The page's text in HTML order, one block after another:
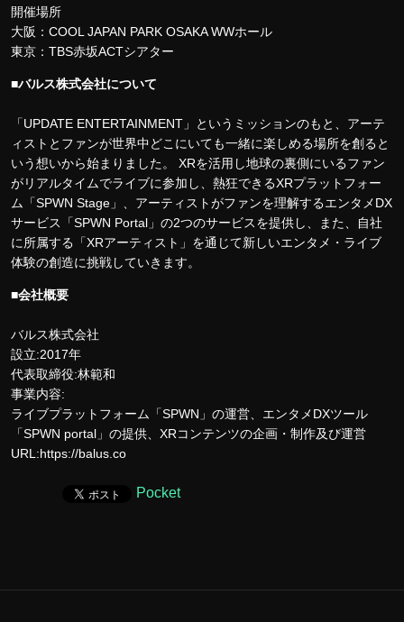
開催場所
大阪：COOL JAPAN PARK OSAKA WWホール
東京：TBS赤坂ACTシアター
■バルス株式会社について
「UPDATE ENTERTAINMENT」というミッションのもと、アーテ
ィストとファンが世界中どこにいても一緒に楽しめる場所を創ると
いう想いから始まりました。 XRを活用し地球の裏側にいるファン
がリアルタイムでライブに参加し、熱狂できるXRプラットフォー
ム「SPWN Stage」、アーティストがファンを理解するエンタメDX
サービス「SPWN Portal」の2つのサービスを提供し、また、自社
に所属する「XRアーティスト」を通じて新しいエンタメ・ライブ
体験の創造に挑戦していきます。
■会社概要
バルス株式会社
設立:2017年
代表取締役:林範和
事業内容:
ライブプラットフォーム「SPWN」の運営、エンタメDXツール
「SPWN portal」の提供、XRコンテンツの企画・制作及び運営
URL:https://balus.co
Pocket